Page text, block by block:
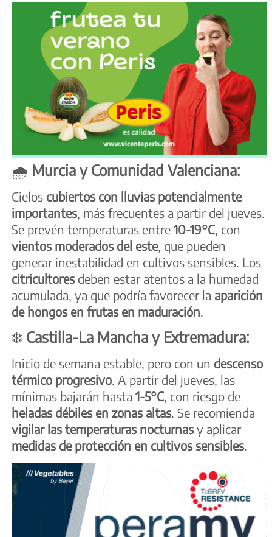
🌧️ Murcia y Comunidad Valenciana:
Cielos cubiertos con lluvias potencialmente
importantes, más frecuentes a partir del jueves.
Se prevén temperaturas entre 10-19°C, con
vientos moderados del este, que pueden
generar inestabilidad en cultivos sensibles. Los
citricultoresdeben estar atentos a la humedad
acumulada, ya que podría favorecer la aparición
de hongos en frutas en maduración.
❄️ Castilla-La Mancha y Extremadura:
Inicio de semana estable, pero con un descenso
térmico progresivo. A partir del jueves, las
mínimas bajarán hasta 1-5°C, con riesgo de
heladas débiles en zonas altas. Se recomienda
vigilar las temperaturas nocturnasy aplicar
medidas de protección en cultivos sensibles.